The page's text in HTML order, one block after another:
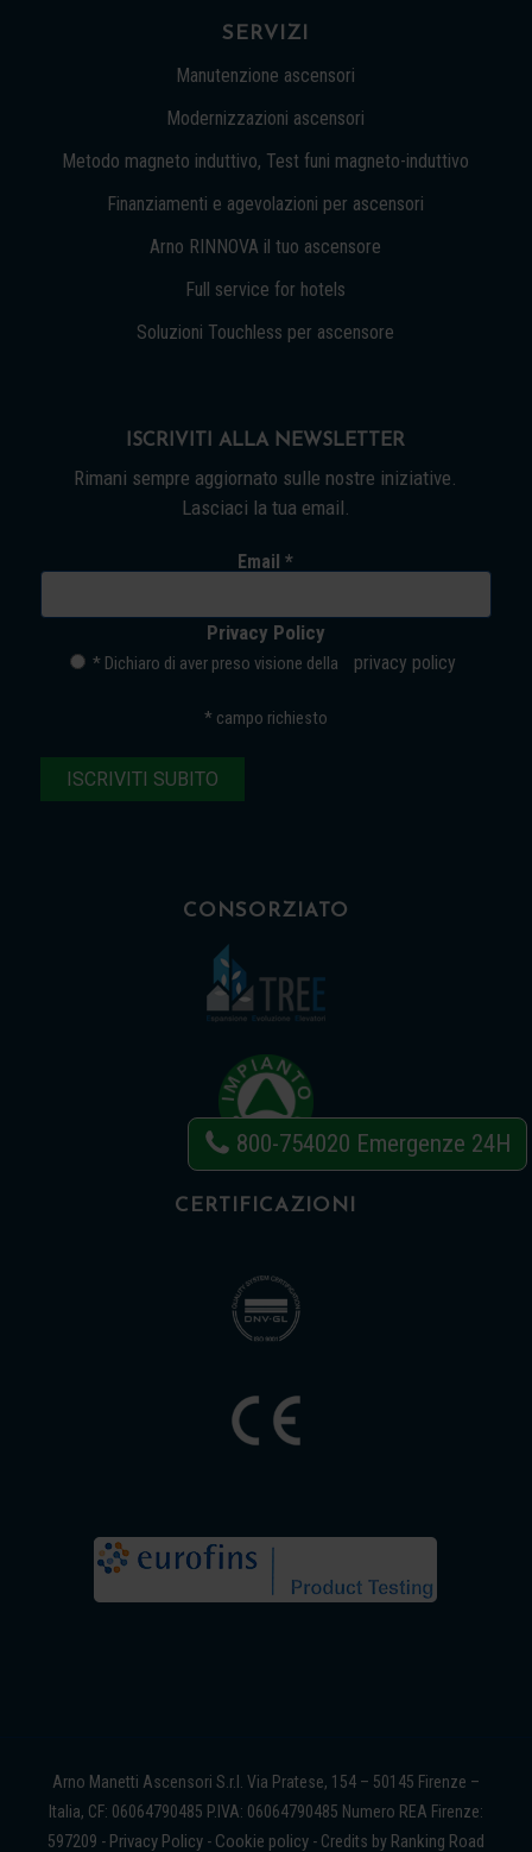
SERVIZI
Manutenzione ascensori
Modernizzazioni ascensori
Metodo magneto induttivo, Test funi magneto-induttivo
Finanziamenti e agevolazioni per ascensori
Arno RINNOVA il tuo ascensore
Full service for hotels
Soluzioni Touchless per ascensore
ISCRIVITI ALLA NEWSLETTER
Rimani sempre aggiornato sulle nostre iniziative.
Lasciaci la tua email.
Email *
Privacy Policy
* Dichiaro di aver preso visione della privacy policy
* campo richiesto
CONSORZIATO
CERTIFICAZIONI
Arno Manetti Ascensori S.r.l. Via Pratese, 154 – 50145 Firenze –
Italia, CF: 06064790485 P.IVA: 06064790485 Numero REA Firenze:
597209 - Privacy Policy- Cookie policy- Credits by Ranking Road
800-754020 Emergenze 24H